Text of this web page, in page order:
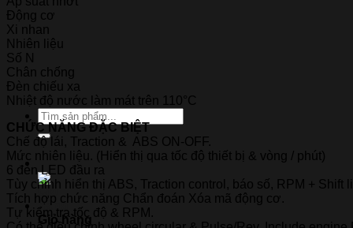
Tìm
kiếm:
Giỏ hàng
Động cơ
Xi nhan
Nhiên liệu
Số N
Chân chống
Đèn chiếu xa
Nhiệt độ nước làm mát trên 110°C
CHỨC NĂNG ĐẶC BIỆT
Chế độ lái, Traction & ABS ON-OFF.
Mức nhiên liệu. (Hiển thị qua tốc độ thiết bị & vòng / phút)
6 đèn LED đầu ra
Tùy chỉnh hiển thị ABS, Traction control, báo số, RPM +
Tích hợp chức năng Chẩn đoán Xóa mã động cơ.
Tự kiểm tra tốc độ & RPM.